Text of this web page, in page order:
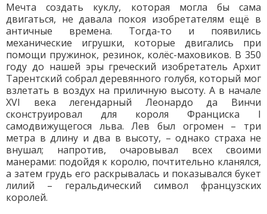
Мечта создать куклу, которая могла бы сама
двигаться, не давала покоя изобретателям ещё в
античные времена. Тогда-то и появились
механические игрушки, которые двигались при
помощи пружинок, резинок, колёс-маховиков. В 350
году до нашей эры греческий изобретатель Архит
Тарентский собрал деревянного голубя, который мог
взлетать в воздух на приличную высоту. А в начале
XVI века легендарный Леонардо да Винчи
сконструировал для короля Франциска I
самодвижущегося льва. Лев был огромен – три
метра в длину и два в высоту, – однако страха не
внушал; напротив, очаровывал всех своими
манерами: подойдя к королю, почтительно кланялся,
а затем грудь его раскрывалась и показывался букет
лилий – геральдический символ французских
королей.